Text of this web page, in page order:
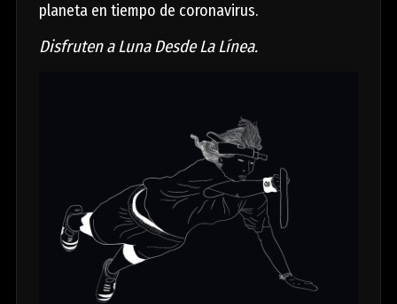
planeta en tiempo de coronavirus.
Disfruten a Luna Desde La Línea.